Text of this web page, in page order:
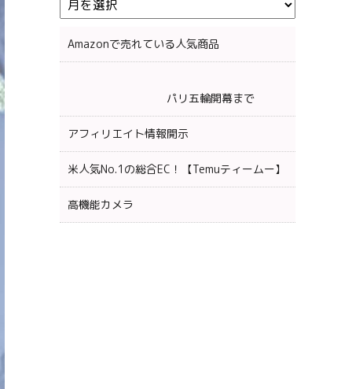
Amazonで売れている人気商品
パリ五輪開幕まで
アフィリエイト情報開示
米人気No.1の総合EC！【Temuティームー】
高機能カメラ